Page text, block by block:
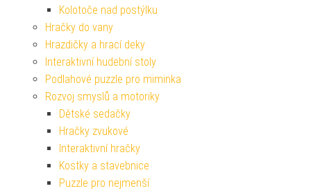
Kolotoče nad postýlku
Hračky do vany
Hrazdičky a hrací deky
Interaktivní hudební stoly
Podlahové puzzle pro miminka
Rozvoj smyslů a motoriky
Dětské sedačky
Hračky zvukové
Interaktivní hračky
Kostky a stavebnice
Puzzle pro nejmenší